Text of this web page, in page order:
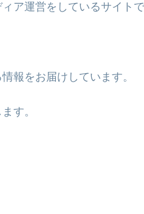
ア運営をしているサイトで
報をお届けしています。
す。